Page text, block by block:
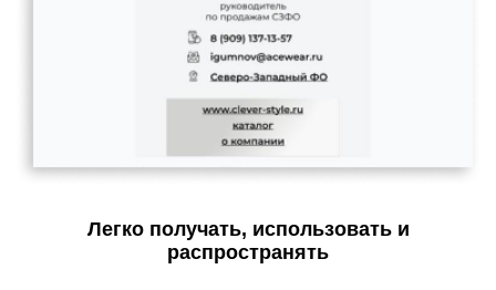
Легко получать, использовать и
распространять